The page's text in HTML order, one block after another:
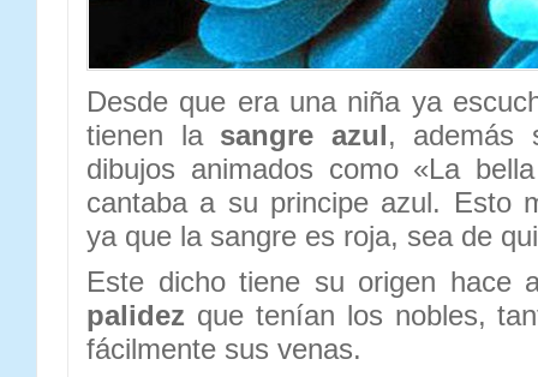
Desde que era una niña ya
tienen lasangre azul, además
dibujos animados como «La
cantaba a su principe azul. Esto
ya que la sangre es roja, sea de
Este dicho tiene su origen hace
palidez que tenían los nobles,
fácilmente sus venas.